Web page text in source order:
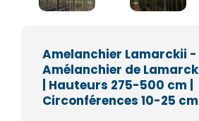
Amelanchier Lamarckii -
Amélanchier de
| Hauteurs 275-500 cm |
Circonférences 10-25 cm